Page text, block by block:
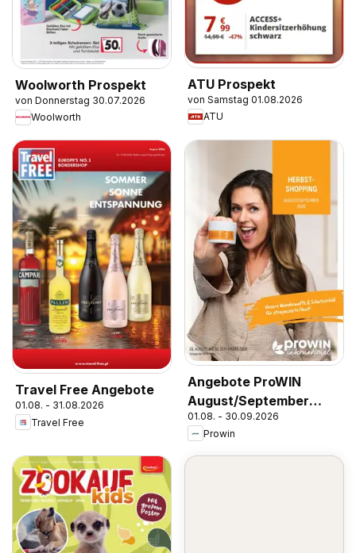
Woolworth Prospekt
von Donnerstag 30.07.2026
Woolworth
ATU Prospekt
von Samstag 01.08.2026
ATU
Travel Free Angebote
01.08. - 31.08.2026
Travel Free
Angebote ProWIN
August/September
2026
01.08. - 30.09.2026
Prowin